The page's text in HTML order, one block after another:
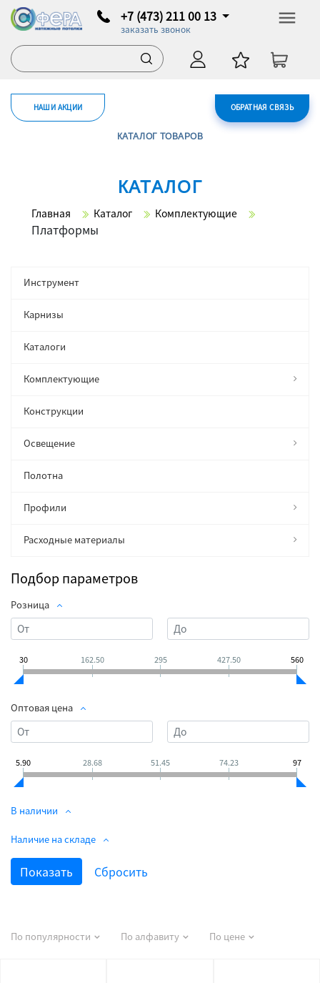
+7 (473) 211 00 13
заказать звонок
ОБРАТНАЯ СВЯЗЬ
НАШИ АКЦИИ
КАТАЛОГ ТОВАРОВ
КАТАЛОГ
Главная Каталог Комплектующие
Платформы
Инструмент
Карнизы
Каталоги
Комплектующие
Конструкции
Освещение
Полотна
Профили
Расходные материалы
Подбор параметров
Розница
30 162.50 295 427.50 560
Оптовая цена
5.90 28.68 51.45 74.23 97
В наличии
Наличие на складе
По популярности По алфавиту По цене